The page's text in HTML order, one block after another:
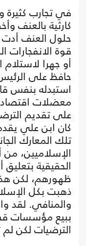
في تجارب كثيرة
كارثية بالعنف
حلول العنف
قوة الانفجارات
أو جهرا لاستلام
حافظ على
استبدله بنفس
معضلات
على تقديم
كان ابن علي
تلك المعارك
الإسلاميين، من
الحقيقية
ظهورهم، لكن
ذهبت بكل
والمنافي. لقد
ببيع مؤسسات
الترضيات لكن